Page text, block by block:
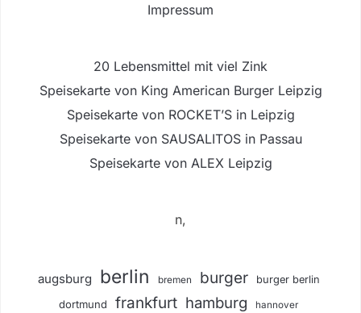
Impressum
20 Lebensmittel mit viel Zink
Speisekarte von King American Burger Leipzig
Speisekarte von ROCKET’S in Leipzig
Speisekarte von SAUSALITOS in Passau
Speisekarte von ALEX Leipzig
n,
augsburg berlin bremen burger burger berlin
dortmund frankfurt hamburg hannover